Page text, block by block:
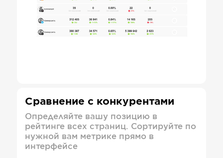
Сравнение с конкурентами
Определяйте вашу позицию в
рейтинге всех страниц. Сортируйте по
нужной вам метрике прямо в
интерфейсе